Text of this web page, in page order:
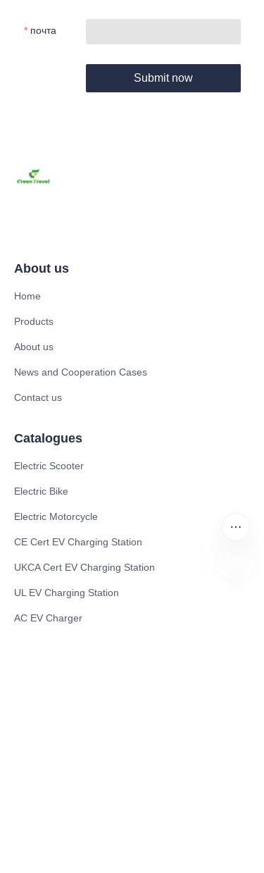
почта
Submit now
About us
Home
Products
About us
News and Cooperation Cases
Contact us
Catalogues
Electric Scooter
Electric Bike
Electric Motorcycle
CE Cert EV Charging Station
UKCA Cert EV Charging Station
UL EV Charging Station
AC EV Charger
RU